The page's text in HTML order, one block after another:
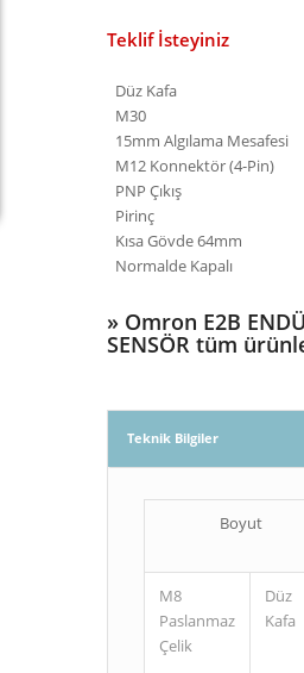
Teklif İsteyiniz
Düz Kafa
M30
15mm Algılama Mesafesi
M12 Konnektör (4-Pin)
PNP Çıkış
Pirinç
Kısa Gövde 64mm
Normalde Kapalı
» Omron E2B
SENSÖR tüm
Teknik Bilgiler
Boyut
M8
Paslanmaz
Çelik
Düz
Kafa